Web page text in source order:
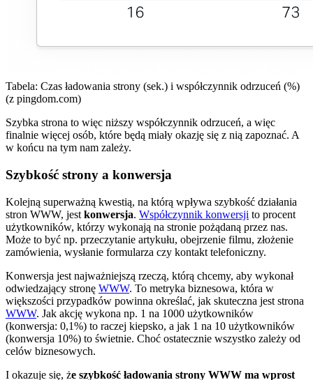
Tabela: Czas ładowania strony (sek.) i współczynnik odrzuceń (%)
(z pingdom.com)
Szybka strona to więc niższy współczynnik odrzuceń, a więc
finalnie więcej osób, które będą miały okazję się z nią zapoznać. A
w końcu na tym nam zależy.
Szybkość strony a konwersja
Kolejną superważną kwestią, na którą wpływa szybkość działania
stron WWW, jest konwersja. Współczynnik konwersji to procent
użytkowników, którzy wykonają na stronie pożądaną przez nas.
Może to być np. przeczytanie artykułu, obejrzenie filmu, złożenie
zamówienia, wysłanie formularza czy kontakt telefoniczny.
Konwersja jest najważniejszą rzeczą, którą chcemy, aby wykonał
odwiedzający stronę WWW. To metryka biznesowa, która w
większości przypadków powinna określać, jak skuteczna jest strona
WWW. Jak akcję wykona np. 1 na 1000 użytkowników
(konwersja: 0,1%) to raczej kiepsko, a jak 1 na 10 użytkowników
(konwersja 10%) to świetnie. Choć ostatecznie wszystko zależy od
celów biznesowych.
I okazuje się, że szybkość ładowania strony WWW ma wprost